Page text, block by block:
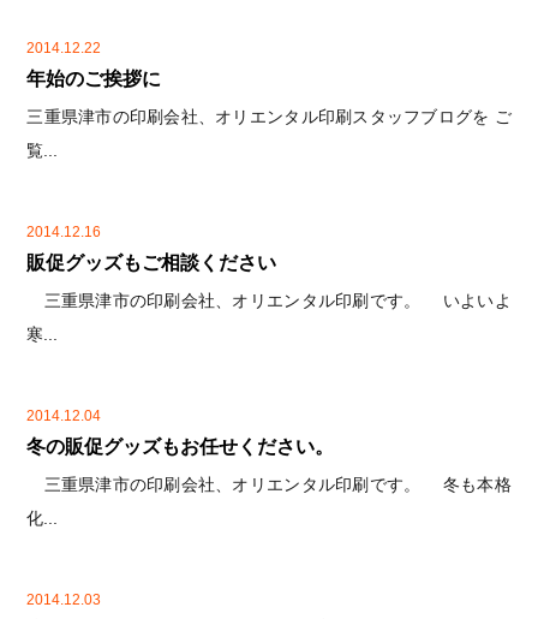
2014.12.22
年始のご挨拶に
三重県津市の印刷会社、オリエンタル印刷スタッフブログを ご
覧...
2014.12.16
販促グッズもご相談ください
三重県津市の印刷会社、オリエンタル印刷です。 いよいよ
寒...
2014.12.04
冬の販促グッズもお任せください。
三重県津市の印刷会社、オリエンタル印刷です。 冬も本格
化...
2014.12.03